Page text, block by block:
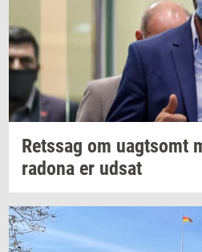
Rets­sag om uagt­somt
ra­do­na er udsat